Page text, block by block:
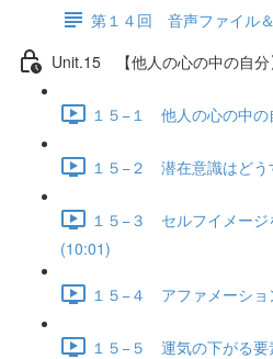
第１４回 音声ファイル
Unit.15 【他人の心の中の自分
１５−１ 他人の心の中の
１５−２ 潜在意識はどう
１５−３ セルフイメージ
(10:01)
１５−４ アファメーショ
１５−５ 運気の下がる要